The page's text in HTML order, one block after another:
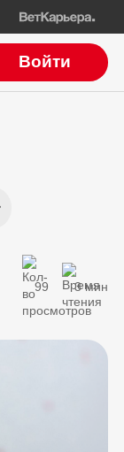
Войти
99 3 мин